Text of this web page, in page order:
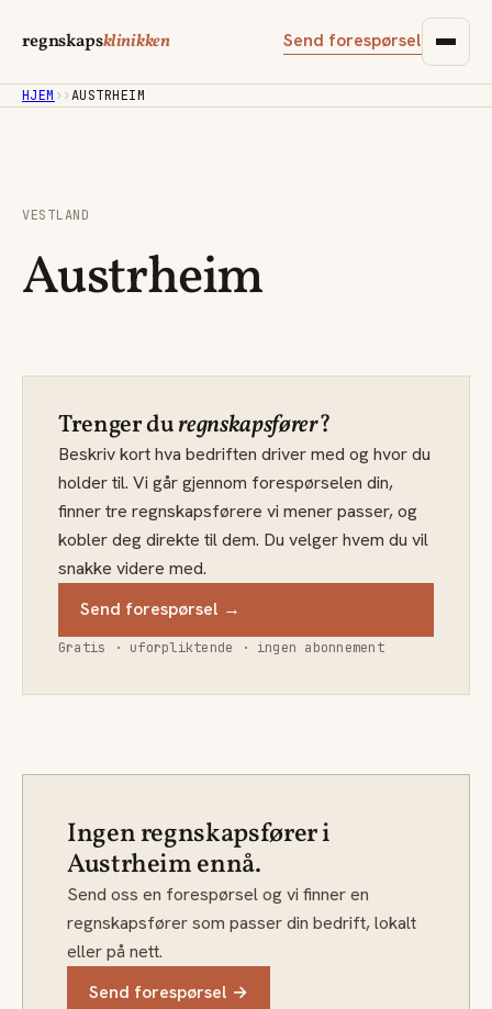
regnskapsklinikken Send forespørsel
HJEM › ›AUSTRHEIM
VESTLAND
Austrheim
Trenger duregnskapsfører?
Beskriv kort hva bedriften driver med og hvor du
holder til. Vi går gjennom forespørselen din,
finner tre regnskapsførere vi mener passer, og
kobler deg direkte til dem. Du velger hvem du vil
snakke videre med.
Send forespørsel →
Gratis · uforpliktende · ingen abonnement
Ingen regnskapsfører i
Austrheim ennå.
Send oss en forespørsel og vi finner en
regnskapsfører som passer din bedrift, lokalt
eller på nett.
Send forespørsel →